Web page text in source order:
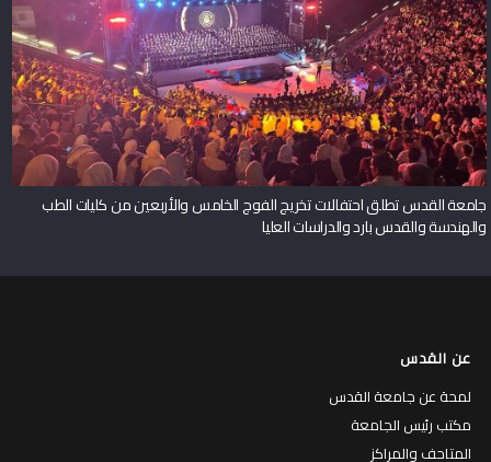
جامعة القدس تطلق احتفالات تخريج الفوج الخامس والأربعين من كليات الطب
والهندسة والقدس بارد والدراسات العليا
عن القدس
لمحة عن جامعة القدس
مكتب رئيس الجامعة
المتاحف والمراكز